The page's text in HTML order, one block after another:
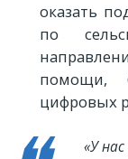
оказать
по
помощи,
цифровых
«У